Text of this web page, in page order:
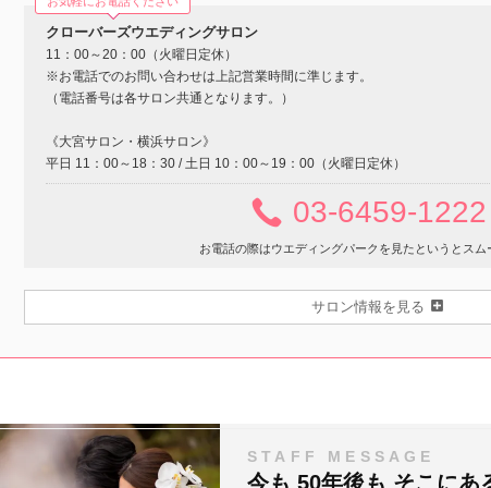
クローバーズウエディングサロン
11：00～20：00（火曜日定休）
※お電話でのお問い合わせは上記営業時間に準じます。
（電話番号は各サロン共通となります。）
《大宮サロン・横浜サロン》
平日 11：00～18：30 / 土日 10：00～19：00（火曜日定休）
03-6459-1222
お電話の際はウエディングパークを見たというとスム
サロン情報を見る
STAFF MESSAGE
今も 50年後も そこにあ